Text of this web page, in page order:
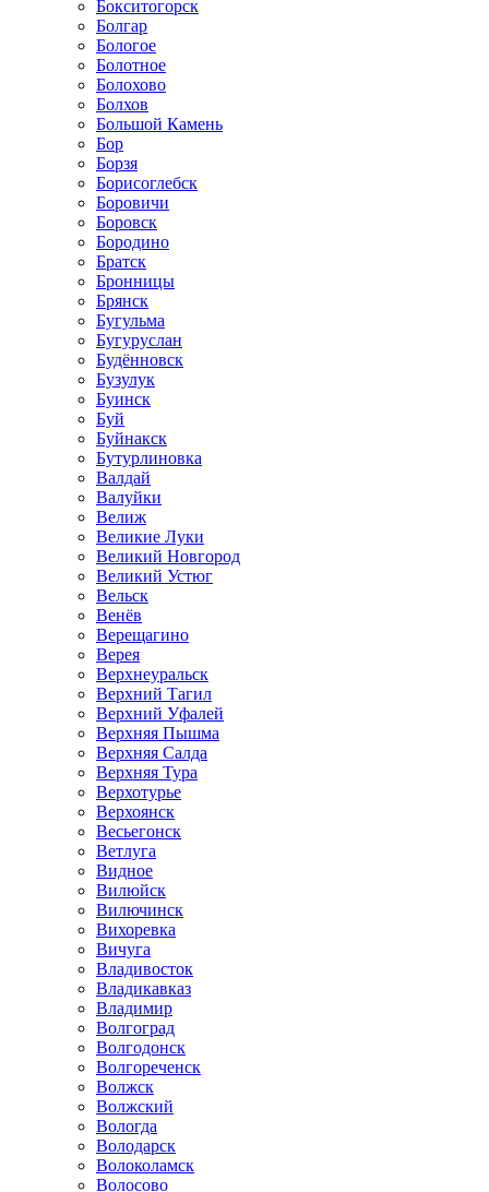
Бокситогорск
Болгар
Бологое
Болотное
Болохово
Болхов
Большой Камень
Бор
Борзя
Борисоглебск
Боровичи
Боровск
Бородино
Братск
Бронницы
Брянск
Бугульма
Бугуруслан
Будённовск
Бузулук
Буинск
Буй
Буйнакск
Бутурлиновка
Валдай
Валуйки
Велиж
Великие Луки
Великий Новгород
Великий Устюг
Вельск
Венёв
Верещагино
Верея
Верхнеуральск
Верхний Тагил
Верхний Уфалей
Верхняя Пышма
Верхняя Салда
Верхняя Тура
Верхотурье
Верхоянск
Весьегонск
Ветлуга
Видное
Вилюйск
Вилючинск
Вихоревка
Вичуга
Владивосток
Владикавказ
Владимир
Волгоград
Волгодонск
Волгореченск
Волжск
Волжский
Вологда
Володарск
Волоколамск
Волосово